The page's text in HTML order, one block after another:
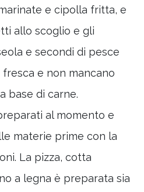
e cipolla fritta, e
allo scoglio e gli
e secondi di pesce
e non mancano
base di carne.
al momento e
materie prime con la
La pizza, cotta
a legna è preparata sia